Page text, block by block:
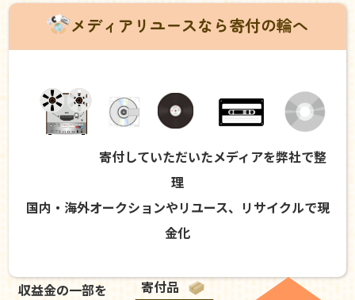
メディアリユースなら寄付の輪へ
寄付していただいたメディアを弊社で整
理
国内・海外オークションやリユース、リサイクルで現
金化
収益金の一部を
寄付品